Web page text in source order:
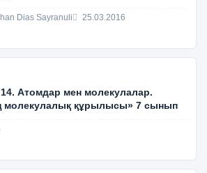
Dias Sayranuli 25.03.2016
Атомдар мен молекулалар.
молекулалық құрылысы» 7 сынып